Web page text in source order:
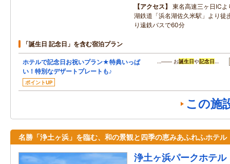
アクセス
東名高速三ヶ日IC
湖鉄道「浜名湖佐久米駅」より徒
り遠鉄バスで60分
「誕生日 記念日」を含む宿泊プラン
ホテルで記念日お祝いプラン★特典いっぱ
い！特別なデザートプレートも♪
ポイントUP
…─── お誕生日や記念日 …
この施
名勝「浄土ヶ浜」を臨む、和の景観と四季の恵みあふれふホテル
浄土ヶ浜パークホテル